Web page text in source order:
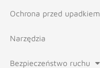
Ochrona przed upadkiem
Narzędzia
Bezpieczeństwo ruchu